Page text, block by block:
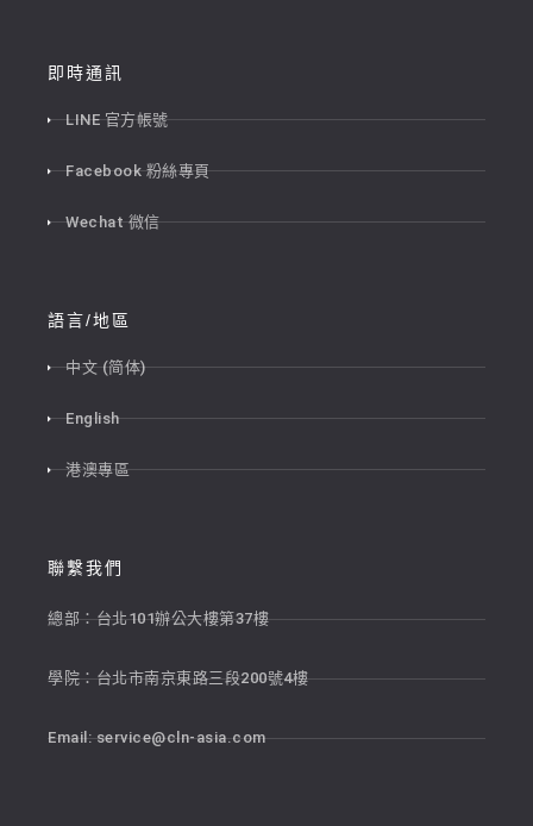
即時通訊
LINE 官方帳號
Facebook 粉絲專頁
Wechat 微信
語言/地區
中文 (简体)
English
港澳專區
聯繫我們
總部：台北101辦公大樓第37樓
學院：台北市南京東路三段200號4樓
Email:service@cln-asia.com